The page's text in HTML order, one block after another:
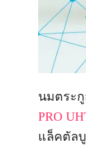
นมตระกู
PRO
แล็คตัล